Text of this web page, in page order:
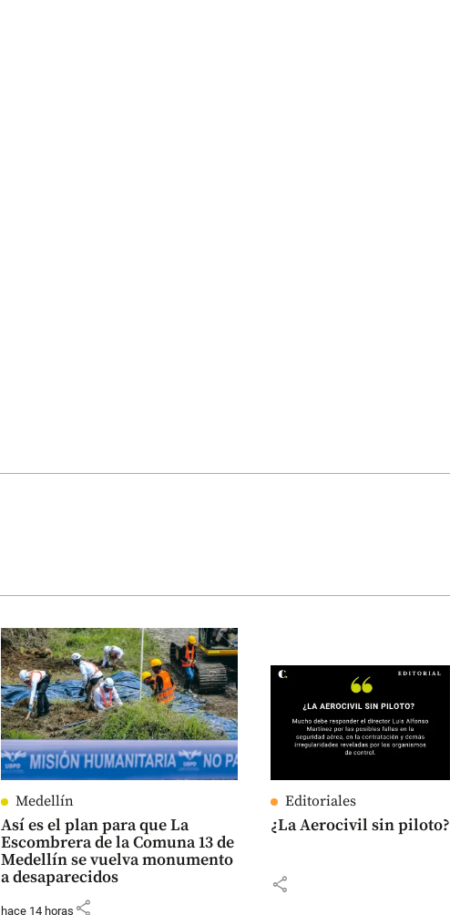
Medellín
Así es el plan para que La
Escombrera de la Comuna 13 de
Medellín se vuelva monumento
a desaparecidos
hace 14 horas share
Editoriales
¿La Aerocivil sin piloto?
share